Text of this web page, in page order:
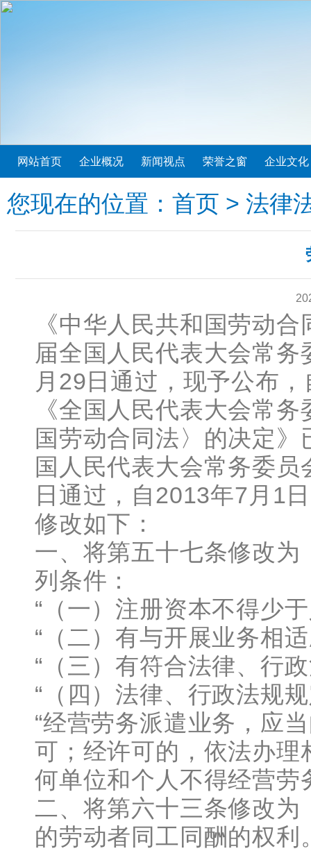
网站首页 企业概况 新闻视点 荣誉之窗 企业文化
您现在的位置： 首页 > 法律
《中华人民共和国劳动
届全国人民代表大会常
月29日通过，现予公布
《全国人民代表大会常
国劳动合同法〉的决定
国人民代表大会常务委
日通过，自2013年7月1
修改如下：
一、将第五十七条修改为
列条件：
“（一）注册资本不得少
“（二）有与开展业务相
“（三）有符合法律、行
“（四）法律、行政法规
“经营劳务派遣业务，应
可；经许可的，依法办
何单位和个人不得经营劳
二、将第六十三条修改为
的劳动者同工同酬的权